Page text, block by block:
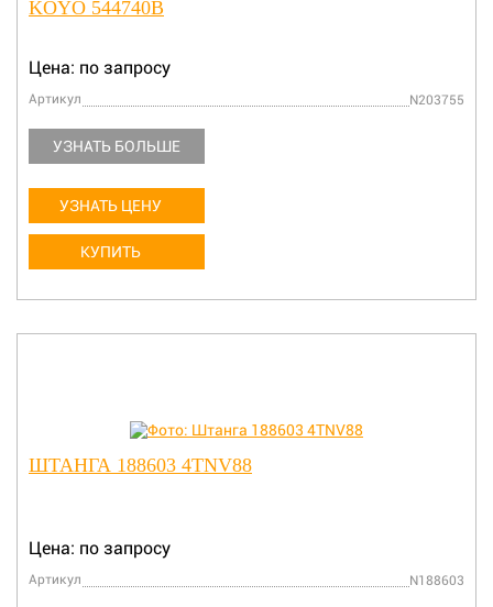
KOYO 544740B
Цена: по запросу
Артикул N203755
УЗНАТЬ БОЛЬШЕ
УЗНАТЬ ЦЕНУ
КУПИТЬ
ШТАНГА 188603 4TNV88
Цена: по запросу
Артикул N188603